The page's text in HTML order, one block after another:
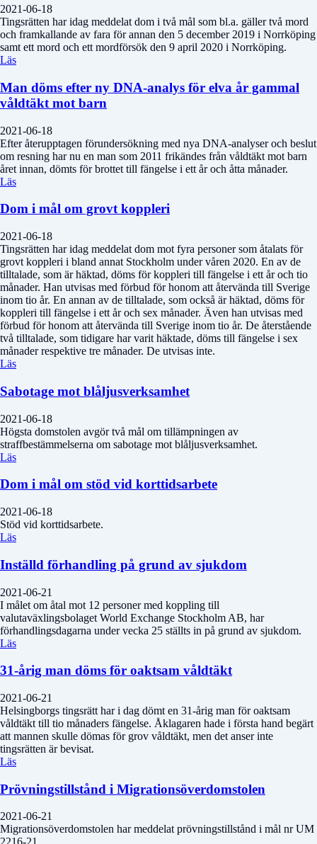
2021-06-18
Tingsrätten har idag meddelat dom i två mål som bl.a. gäller två mord
och framkallande av fara för annan den 5 december 2019 i Norrköping
samt ett mord och ett mordförsök den 9 april 2020 i Norrköping.
Läs
Man döms efter ny DNA-analys för elva år gammal
våldtäkt mot barn
2021-06-18
Efter återupptagen förundersökning med nya DNA-analyser och beslut
om resning har nu en man som 2011 frikändes från våldtäkt mot barn
året innan, dömts för brottet till fängelse i ett år och åtta månader.
Läs
Dom i mål om grovt koppleri
2021-06-18
Tingsrätten har idag meddelat dom mot fyra personer som åtalats för
grovt koppleri i bland annat Stockholm under våren 2020. En av de
tilltalade, som är häktad, döms för koppleri till fängelse i ett år och tio
månader. Han utvisas med förbud för honom att återvända till Sverige
inom tio år. En annan av de tilltalade, som också är häktad, döms för
koppleri till fängelse i ett år och sex månader. Även han utvisas med
förbud för honom att återvända till Sverige inom tio år. De återstående
två tilltalade, som tidigare har varit häktade, döms till fängelse i sex
månader respektive tre månader. De utvisas inte.
Läs
Sabotage mot blåljusverksamhet
2021-06-18
Högsta domstolen avgör två mål om tillämpningen av
straffbestämmelserna om sabotage mot blåljusverksamhet.
Läs
Dom i mål om stöd vid korttidsarbete
2021-06-18
Stöd vid korttidsarbete.
Läs
Inställd förhandling på grund av sjukdom
2021-06-21
I målet om åtal mot 12 personer med koppling till
valutaväxlingsbolaget World Exchange Stockholm AB, har
förhandlingsdagarna under vecka 25 ställts in på grund av sjukdom.
Läs
31-årig man döms för oaktsam våldtäkt
2021-06-21
Helsingborgs tingsrätt har i dag dömt en 31-årig man för oaktsam
våldtäkt till tio månaders fängelse. Åklagaren hade i första hand begärt
att mannen skulle dömas för grov våldtäkt, men det anser inte
tingsrätten är bevisat.
Läs
Prövningstillstånd i Migrationsöverdomstolen
2021-06-21
Migrationsöverdomstolen har meddelat prövningstillstånd i mål nr UM